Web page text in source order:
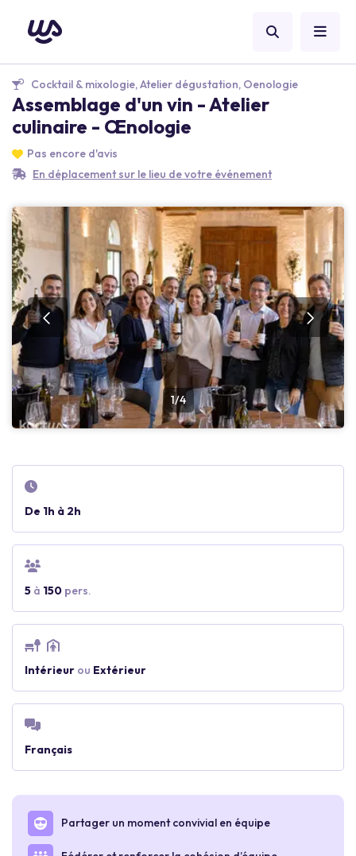
Cocktail & mixologie, Atelier dégustation, Oenologie
Assemblage d'un vin - Atelier
culinaire - Œnologie
Pas encore d'avis
En déplacement sur le lieu de votre événement
1/4
De 1h à 2h
5 à 150 pers.
Intérieur ou Extérieur
Français
Partager un moment convivial en équipe